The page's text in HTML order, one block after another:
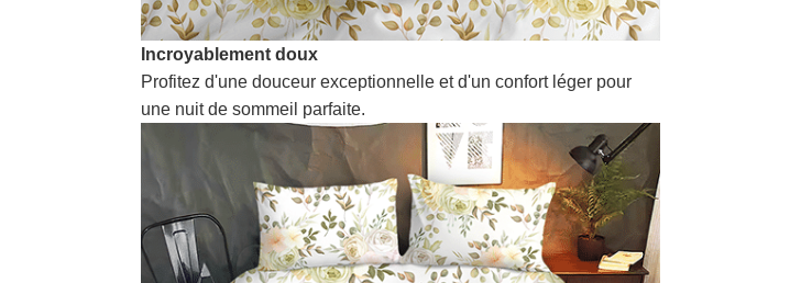
Incroyablement doux
Profitez d'une douceur exceptionnelle et d'un confort léger pour
une nuit de sommeil parfaite.